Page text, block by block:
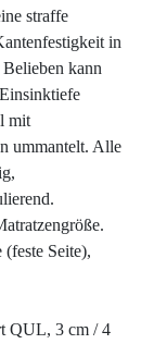
straffe
in
kann
mit
ummantelt. Alle
Seite),
QUL, 3 cm / 4